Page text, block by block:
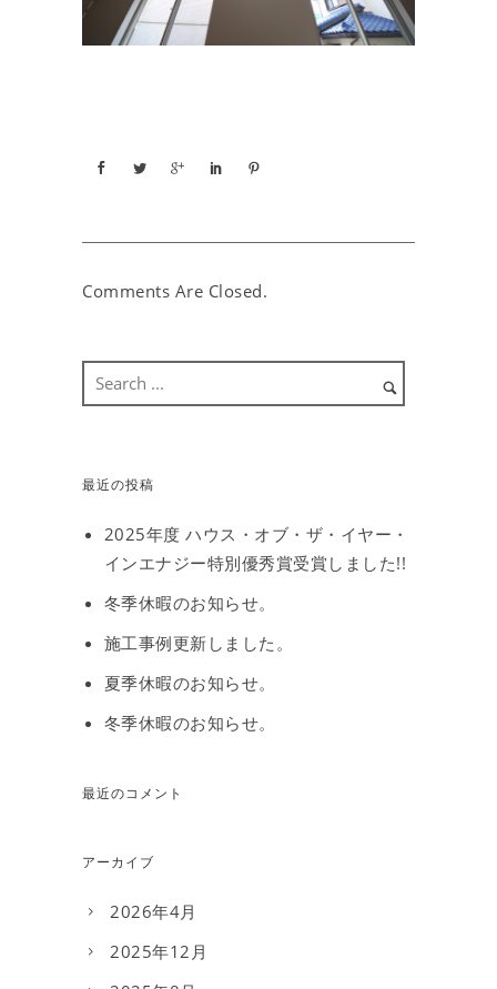
Comments Are Closed.
最近の投稿
2025年度 ハウス・オブ・ザ・イヤー・
インエナジー特別優秀賞受賞しました!!
冬季休暇のお知らせ。
施工事例更新しました。
夏季休暇のお知らせ。
冬季休暇のお知らせ。
最近のコメント
アーカイブ
2026年4月
2025年12月